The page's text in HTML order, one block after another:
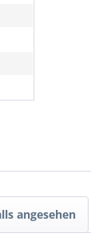
angesehen